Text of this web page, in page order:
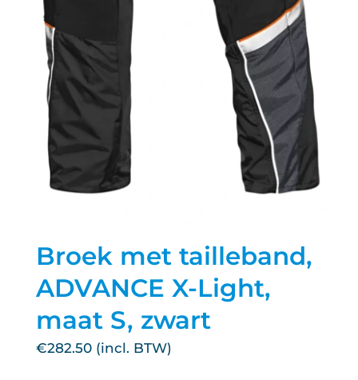
Broek met tailleband,
ADVANCE X-Light,
maat S, zwart
€282.50